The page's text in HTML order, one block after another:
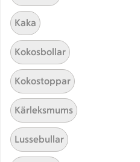
Testa att söka på något
Rub
Kaka
Kokosbollar
Kokostoppar
Kärleksmums
Lussebullar